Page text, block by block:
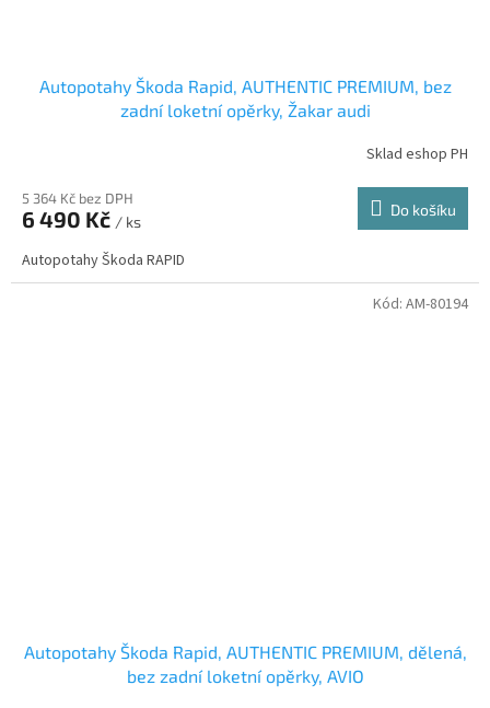
Autopotahy Škoda Rapid, AUTHENTIC PREMIUM, bez
zadní loketní opěrky, Žakar audi
Sklad eshop PH
5 364 Kč bez DPH
6 490 Kč / ks
Do košíku
Autopotahy Škoda RAPID
Autopotahy Škoda Rapid, AUTHENTIC PREMIUM, dělená,
bez zadní loketní opěrky, AVIO
Kód: AM-80194